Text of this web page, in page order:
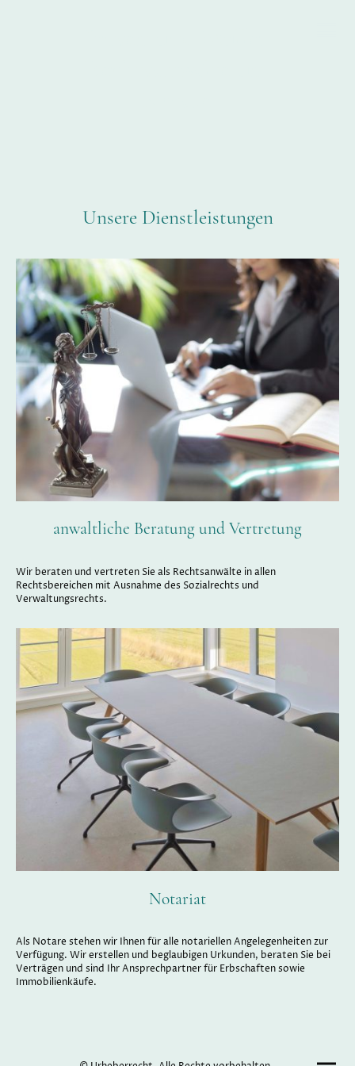
Unsere Dienstleistungen
anwaltliche Beratung und Vertretung
Wir beraten und vertreten Sie als Rechtsanwälte in allen
Rechtsbereichen mit Ausnahme des Sozialrechts und
Verwaltungsrechts.
Notariat
Als Notare stehen wir Ihnen für alle notariellen Angelegenheiten zur
Verfügung. Wir erstellen und beglaubigen Urkunden, beraten Sie bei
Verträgen und sind Ihr Ansprechpartner für Erbschaften sowie
Immobilienkäufe.